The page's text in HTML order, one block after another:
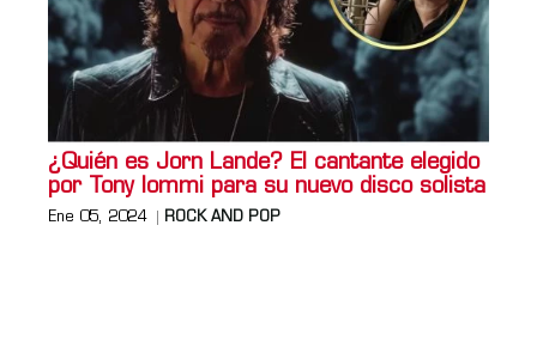
¿Quién es Jorn Lande? El cantante elegido
por Tony Iommi para su nuevo disco solista
Ene 05, 2024 ROCK AND POP